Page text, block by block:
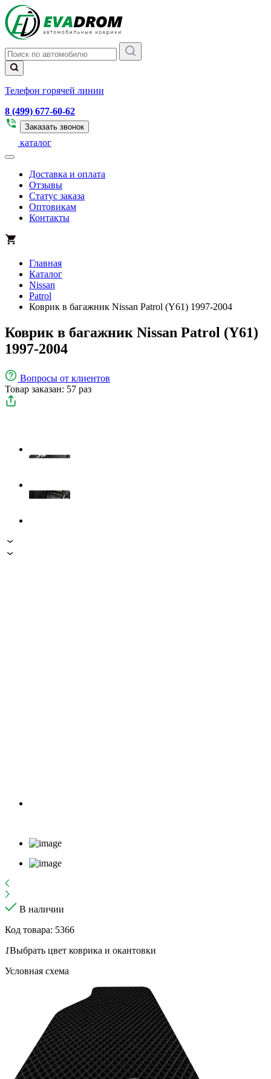
Телефон горячей линии
8 (499) 677-60-62
Заказать звонок
каталог
Доставка и оплата
Отзывы
Статус заказа
Оптовикам
Контакты
Главная
Каталог
Nissan
Patrol
Коврик в багажник Nissan Patrol (Y61) 1997-2004
Коврик в багажник Nissan Patrol (Y61)
1997-2004
Вопросы от клиентов
Товар заказан: 57 раз
В наличии
Код товара: 5366
1Выбрать цвет коврика и окантовки
Условная схема